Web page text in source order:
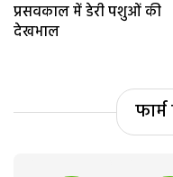
प्रसवकाल में डेरी पशुओं की
देखभाल